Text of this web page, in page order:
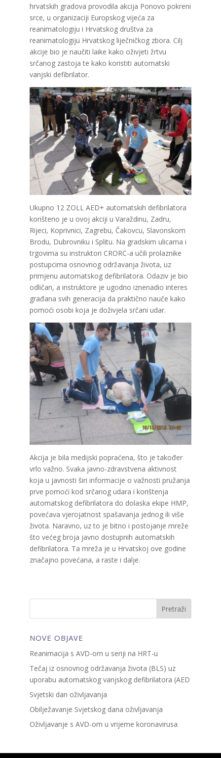
hrvatskih gradova provodila akcija Ponovo pokreni
srce, u organizaciji Europskog vijeća za
reanimatologiju i Hrvatskog društva za
reanimatologiju Hrvatskog liječničkog zbora. Cilj
akcije bio je naučiti laike kako oživjeti žrtvu
srčanog zastoja te kako koristiti automatski
vanjski defibrilator.
Ukupno 12 ZOLL AED+ automatskih defibrilatora
korišteno je u ovoj akciji u Varaždinu, Zadru,
Rijeci, Koprivnici, Zagrebu, Čakovcu, Slavonskom
Brodu, Dubrovniku i Splitu. Na gradskim ulicama i
trgovima su instruktori CRORC-a učili prolaznike
postupcima osnovnog održavanja života, uz
primjenu automatskog defibrilatora. Odaziv je bio
odličan, a instruktore je ugodno iznenadio interes
građana svih generacija da praktično nauče kako
pomoći osobi koja je doživjela srčani udar.
Akcija je bila medijski popraćena, što je također
vrlo važno. Svaka javno-zdravstvena aktivnost
koja u javnosti širi informacije o važnosti pružanja
prve pomoći kod srčanog udara i korištenja
automatskog defibrilatora do dolaska ekipe HMP,
povećava vjerojatnost spašavanja jednog ili više
života. Naravno, uz to je bitno i postojanje mreže
što većeg broja javno dostupnih automatskih
defibrilatora. Ta mreža je u Hrvatskoj ove godine
značajno povećana, a raste i dalje.
NOVE OBJAVE
Reanimacija s AVD-om u seriji na HRT-u
Tečaj iz osnovnog održavanja života (BLS) uz
uporabu automatskog vanjskog defibrilatora (AED
Svjetski dan oživljavanja
Obilježavanje Svjetskog dana oživljavanja
Oživljavanje s AVD-om u vrijeme koronavirusa